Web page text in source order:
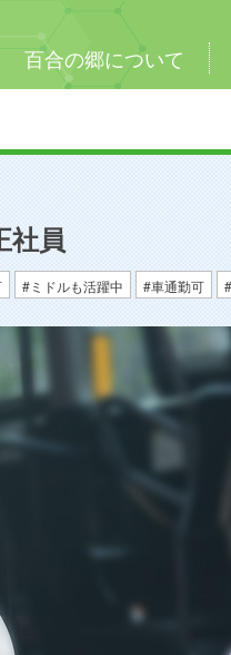
百合の郷について
員
ミドルも活躍中 車通勤可